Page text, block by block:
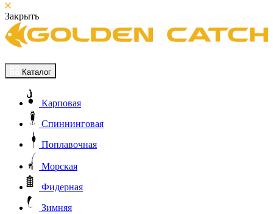
Закрыть
Каталог
Карповая
Спиннинговая
Поплавочная
Морская
Фидерная
Зимняя